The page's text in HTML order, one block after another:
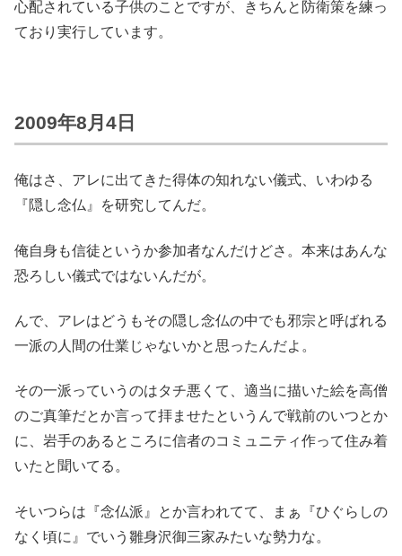
心配されている子供のことですが、きちんと防衛策を練っ
ており実行しています。
2009年8月4日
俺はさ、アレに出てきた得体の知れない儀式、いわゆる
『隠し念仏』を研究してんだ。
俺自身も信徒というか参加者なんだけどさ。本来はあんな
恐ろしい儀式ではないんだが。
んで、アレはどうもその隠し念仏の中でも邪宗と呼ばれる
一派の人間の仕業じゃないかと思ったんだよ。
その一派っていうのはタチ悪くて、適当に描いた絵を高僧
のご真筆だとか言って拝ませたというんで戦前のいつとか
に、岩手のあるところに信者のコミュニティ作って住み着
いたと聞いてる。
そいつらは『念仏派』とか言われてて、まぁ『ひぐらしの
なく頃に』でいう雛身沢御三家みたいな勢力な。